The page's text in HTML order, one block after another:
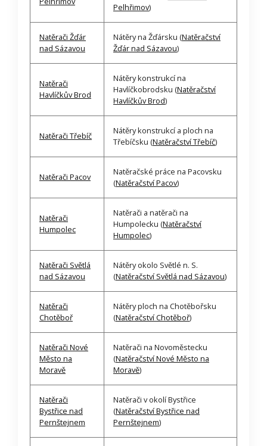
Pelhřimov)
Natěrači Žďár
nad Sázavou
Nátěry na Žďársku (Natěračství
Žďár nad Sázavou)
Natěrači
Havlíčkův Brod
Nátěry konstrukcí na
Havlíčkobrodsku (Natěračství
Havlíčkův Brod)
Natěrači Třebíč
Nátěry konstrukcí a ploch na
Třebíčsku (Natěračství Třebíč)
Natěrači Pacov
Natěračské práce na Pacovsku
(Natěračství Pacov)
Natěrači
Humpolec
Natěrači a natěrači na
Humpolecku (Natěračství
Humpolec)
Natěrači Světlá
nad Sázavou
Nátěry okolo Světlé n. S.
(Natěračství Světlá nad Sázavou)
Natěrači
Chotěboř
Nátěry ploch na Chotěbořsku
(Natěračství Chotěboř)
Natěrači Nové
Město na
Moravě
Natěrači na Novoměstecku
(Natěračství Nové Město na
Moravě)
Natěrači
Bystřice nad
Pernštejnem
Natěrači v okolí Bystřice
(Natěračství Bystřice nad
Pernštejnem)